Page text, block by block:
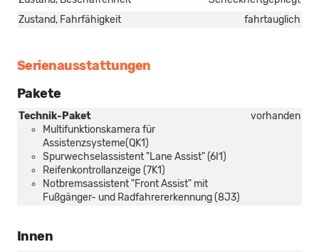
Zustand, Fahrfähigkeit
fahrtauglich
Serienausstattungen
Pakete
Technik-Paket
Multifunktionskamera für
Assistenzsysteme(QK1)
Spurwechselassistent "Lane Assist" (6I1)
Reifenkontrollanzeige (7K1)
Notbremsassistent "Front Assist" mit
Fußgänger- und Radfahrererkennung (8J3)
vorhanden
Innen